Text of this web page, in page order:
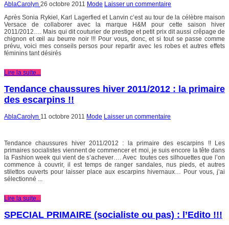
AblaCarolyn 26 octobre 2011 Mode Laisser un commentaire
Après Sonia Rykiel, Karl Lagerfied et Lanvin c’est au tour de la célèbre maison
Versace de collaborer avec la marque H&M pour cette saison hiver
2011/2012…. Mais qui dit couturier de prestige et petit prix dit aussi crêpage de
chignon et œil au beurre noir !!! Pour vous, donc, et si tout se passe comme
prévu, voici mes conseils persos pour repartir avec les robes et autres effets
féminins tant désirés
Lire la suite...
Tendance chaussures hiver 2011/2012 : la primaire
des escarpins !!
AblaCarolyn 11 octobre 2011 Mode Laisser un commentaire
Tendance chaussures hiver 2011/2012 : la primaire des escarpins !! Les
primaires socialistes viennent de commencer et moi, je suis encore la tête dans
la Fashion week qui vient de s’achever…. Avec toutes ces silhouettes que l’on
commence à couvrir, il est temps de ranger sandales, nus pieds, et autres
stilettos ouverts pour laisser place aux escarpins hivernaux… Pour vous, j’ai
sélectionné ...
Lire la suite...
SPECIAL PRIMAIRE (socialiste ou pas) : l’Edito !!!